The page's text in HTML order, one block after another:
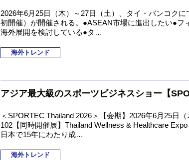
2026年6月25日（木）～27日（土）、タイ・バンコク
初開催）が開催される。●ASEAN市場に進出したい●
海外展開を検討している●タ…
海外トレンド
アジア最大級のスポーツビジネスショー【
＜SPORTEC Thailand 2026＞【会期】2026年6月25日
102【同時開催展】Thailand Wellness & Healthcare
日本で15年にわたり成…
海外トレンド